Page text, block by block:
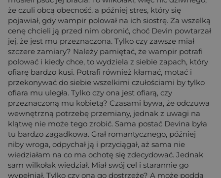
że czuli obcą obecność, a później stres, który się
pojawiał, gdy wampir polował na ich siostrę. Za wszelką
cenę chcieli ją przed nim obronić, choć Devin powtarzał
jej, że jest mu przeznaczona. Tylko czy zawsze miał
szczere zamiary? Należy pamiętać, że wampir potrafi
polować i kiedy chce, to wydziela z siebie zapach, który
ofiarę bardzo kusi. Potrafi również kłamać, motać i
przekonywać do siebie wszelkimi czułościami by tylko
ofiara mu uległa. Tylko czy ona jest ofiarą, czy
przeznaczoną mu kobietą? Czasami bywa, że odczuwa
wewnętrzną potrzebę przemiany, jednak z uwagi na
klątwę nie może tego zrobić. Sama postać Devina była
tu bardzo zagadkowa. Grał romantycznego, później
niby wroga, odpychał ją i przyciągał, aż sama nie
wiedziałam na co ma ochotę się zdecydować. Jednak
sam wilkołak wiedział. Miał swój cel i starannie go
wypełniał. Tylko czy ona go dostrzeże? A może podda